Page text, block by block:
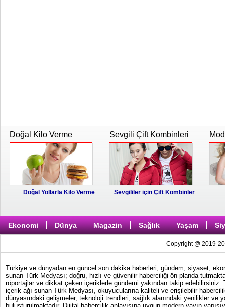
Doğal Kilo Verme
Doğal Yollarla Kilo Verme
Sevgili Çift Kombinleri
Sevgililer için Çift Kombinler
Ekonomi Dünya Magazin Sağlık Yaşam
Copyright @ 2019-
Türkiye ve dünyadan en güncel son dakika haberleri, gündem, siyaset,
sunan Türk Medyası; doğru, hızlı ve güvenilir haberciliği ön planda
röportajlar ve dikkat çeken içeriklerle gündemi yakından takip
içerik ağı sunan Türk Medyası, okuyucularına kaliteli ve erişilebilir
dünyasındaki gelişmeler, teknoloji trendleri, sağlık alanındaki yenilikler